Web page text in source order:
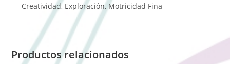
Creatividad, Exploración, Motricidad Fina
Productos relacionados